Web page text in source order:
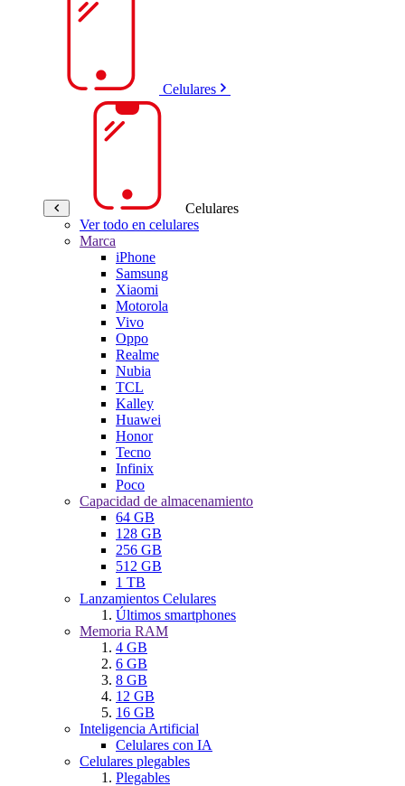
Celulares
Celulares
Ver todo en celulares
Marca
iPhone
Samsung
Xiaomi
Motorola
Vivo
Oppo
Realme
Nubia
TCL
Kalley
Huawei
Honor
Tecno
Infinix
Poco
Capacidad de almacenamiento
64 GB
128 GB
256 GB
512 GB
1 TB
Lanzamientos Celulares
Últimos smartphones
Memoria RAM
4 GB
6 GB
8 GB
12 GB
16 GB
Inteligencia Artificial
Celulares con IA
Celulares plegables
Plegables